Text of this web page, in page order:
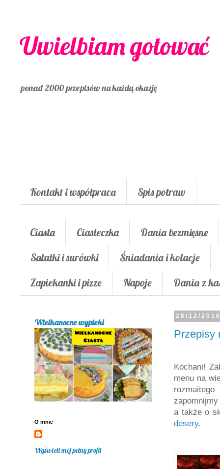
Uwielbiam gotować
ponad 2000 przepisów na każdą okazję
Kontakt i współpraca Spis potraw
Ciasta Ciasteczka
Dania bezmięsne
Sałatki i surówki
Śniadania i kolacje
Zapiekanki i pizze
Napoje Dania z
28/12/
Przepisy
Kochani!
menu na
a także o
desery.
Wielkanocne wypieki
O mnie
Wyświetl mój pełny profil